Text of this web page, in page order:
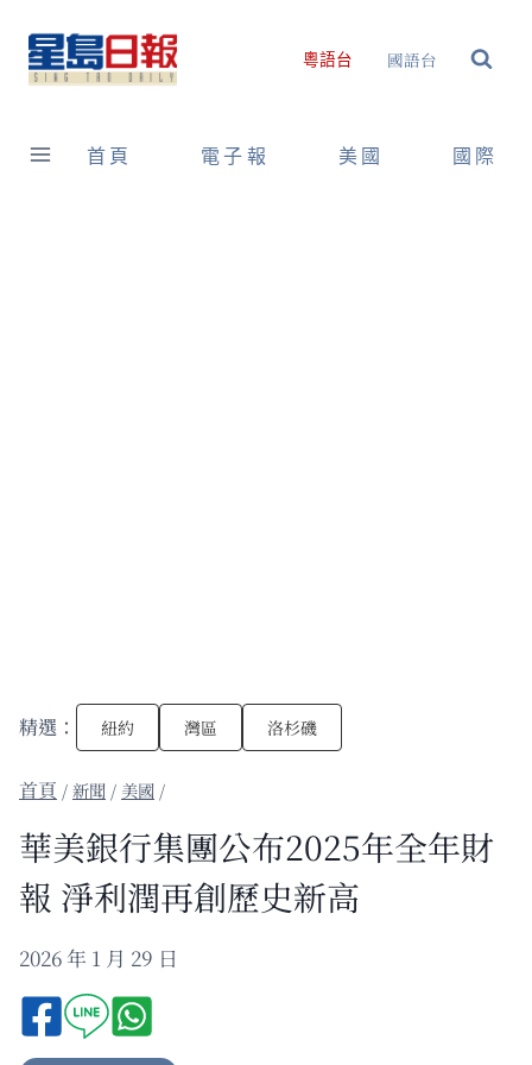
content
粵語台 國語台
首頁 電子報 美國 國際
精選： 紐約 灣區 洛杉磯
/新聞 / 美國 /
華美銀行集團公布2025年全年財
報 淨利潤再創歷史新高
2026 年 1 月 29 日